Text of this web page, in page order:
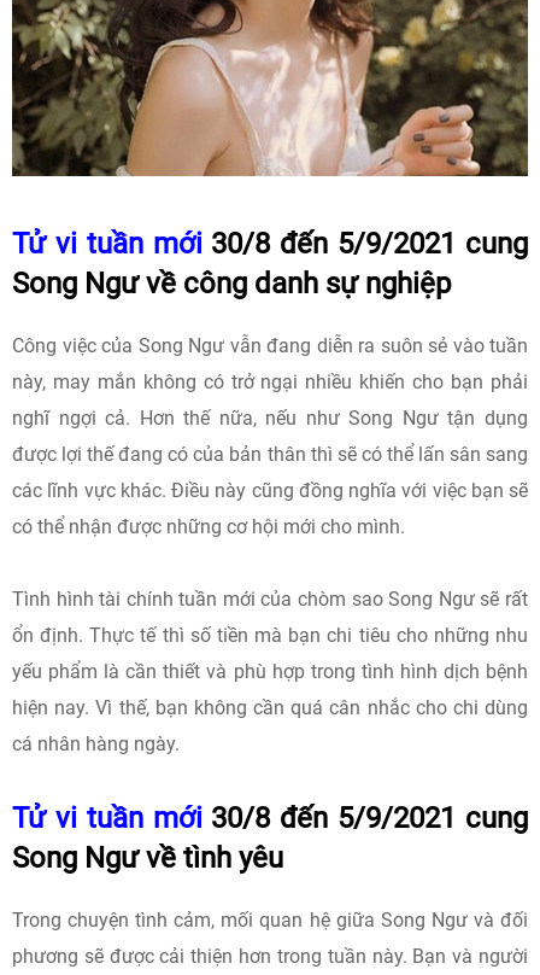
Tử vi tuần mới30/8 đến 5/9/2021 cung
Song Ngư về công danh sự nghiệp
Công việc của Song Ngư vẫn đang diễn ra suôn sẻ vào tuần
này, may mắn không có trở ngại nhiều khiến cho bạn phải
nghĩ ngợi cả. Hơn thế nữa, nếu như Song Ngư tận dụng
được lợi thế đang có của bản thân thì sẽ có thể lấn sân sang
các lĩnh vực khác. Điều này cũng đồng nghĩa với việc bạn sẽ
có thể nhận được những cơ hội mới cho mình.
Tình hình tài chính tuần mới của chòm sao Song Ngư sẽ rất
ổn định. Thực tế thì số tiền mà bạn chi tiêu cho những nhu
yếu phẩm là cần thiết và phù hợp trong tình hình dịch bệnh
hiện nay. Vì thế, bạn không cần quá cân nhắc cho chi dùng
cá nhân hàng ngày.
Tử vi tuần mới30/8 đến 5/9/2021 cung
Song Ngư về tình yêu
Trong chuyện tình cảm, mối quan hệ giữa Song Ngư và đối
phương sẽ được cải thiện hơn trong tuần này. Bạn và người